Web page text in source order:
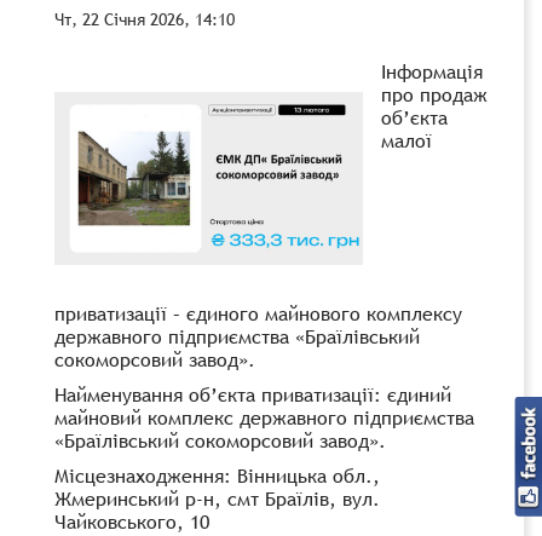
Чт, 22 Січня 2026, 14:10
Інформація
про продаж
об’єкта
малої
приватизації – єдиного майнового комплексу
державного підприємства «Браїлівський
сокоморсовий завод».
Найменування об’єкта приватизації: єдиний
майновий комплекс державного підприємства
«Браїлівський сокоморсовий завод».
Місцезнаходження: Вінницька обл.,
Жмеринський р-н, смт Браїлів, вул.
Чайковського, 10